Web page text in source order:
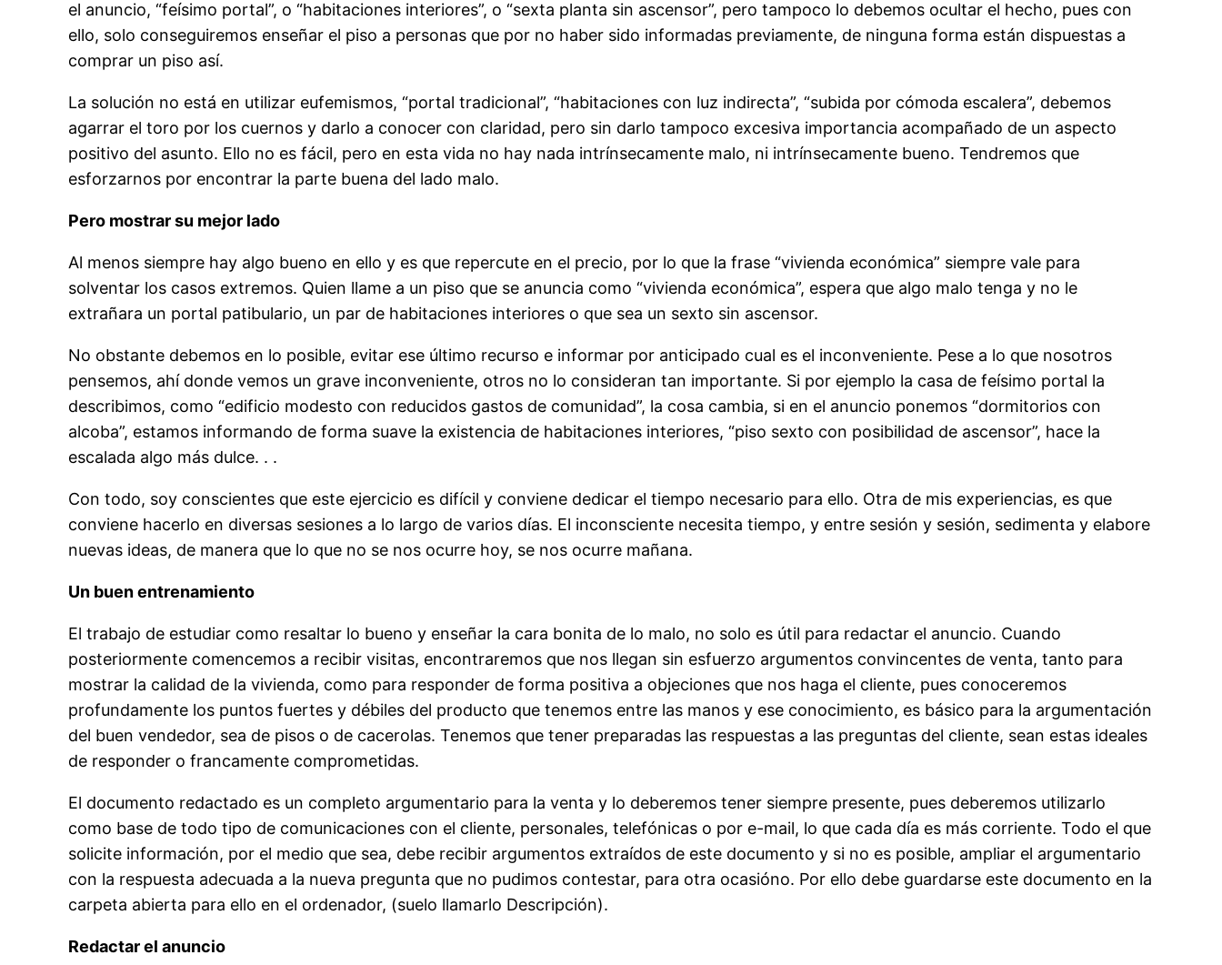
el anuncio, “feísimo portal”, o “habitaciones interiores”, o “sexta planta sin ascensor”, pero tampoco lo debemos ocultar el hecho, pues con
ello, solo conseguiremos enseñar el piso a personas que por no haber sido informadas previamente, de ninguna forma están dispuestas a
comprar un piso así.
La solución no está en utilizar eufemismos, “portal tradicional”, “habitaciones con luz indirecta”, “subida por cómoda escalera”, debemos
agarrar el toro por los cuernos y darlo a conocer con claridad, pero sin darlo tampoco excesiva importancia acompañado de un aspecto
positivo del asunto. Ello no es fácil, pero en esta vida no hay nada intrínsecamente malo, ni intrínsecamente bueno. Tendremos que
esforzarnos por encontrar la parte buena del lado malo.
Pero mostrar su mejor lado
Al menos siempre hay algo bueno en ello y es que repercute en el precio, por lo que la frase “vivienda económica” siempre vale para
solventar los casos extremos. Quien llame a un piso que se anuncia como “vivienda económica”, espera que algo malo tenga y no le
extrañara un portal patibulario, un par de habitaciones interiores o que sea un sexto sin ascensor.
No obstante debemos en lo posible, evitar ese último recurso e informar por anticipado cual es el inconveniente. Pese a lo que nosotros
pensemos, ahí donde vemos un grave inconveniente, otros no lo consideran tan importante. Si por ejemplo la casa de feísimo portal la
describimos, como “edificio modesto con reducidos gastos de comunidad”, la cosa cambia, si en el anuncio ponemos “dormitorios con
alcoba”, estamos informando de forma suave la existencia de habitaciones interiores, “piso sexto con posibilidad de ascensor”, hace la
escalada algo más dulce. . .
Con todo, soy conscientes que este ejercicio es difícil y conviene dedicar el tiempo necesario para ello. Otra de mis experiencias, es que
conviene hacerlo en diversas sesiones a lo largo de varios días. El inconsciente necesita tiempo, y entre sesión y sesión, sedimenta y elabore
nuevas ideas, de manera que lo que no se nos ocurre hoy, se nos ocurre mañana.
Un buen entrenamiento
El trabajo de estudiar como resaltar lo bueno y enseñar la cara bonita de lo malo, no solo es útil para redactar el anuncio. Cuando
posteriormente comencemos a recibir visitas, encontraremos que nos llegan sin esfuerzo argumentos convincentes de venta, tanto para
mostrar la calidad de la vivienda, como para responder de forma positiva a objeciones que nos haga el cliente, pues conoceremos
profundamente los puntos fuertes y débiles del producto que tenemos entre las manos y ese conocimiento, es básico para la argumentación
del buen vendedor, sea de pisos o de cacerolas. Tenemos que tener preparadas las respuestas a las preguntas del cliente, sean estas ideales
de responder o francamente comprometidas.
El documento redactado es un completo argumentario para la venta y lo deberemos tener siempre presente, pues deberemos utilizarlo
como base de todo tipo de comunicaciones con el cliente, personales, telefónicas o por e-mail, lo que cada día es más corriente. Todo el que
solicite información, por el medio que sea, debe recibir argumentos extraídos de este documento y si no es posible, ampliar el argumentario
con la respuesta adecuada a la nueva pregunta que no pudimos contestar, para otra ocasióno. Por ello debe guardarse este documento en la
carpeta abierta para ello en el ordenador, (suelo llamarlo Descripción).
Redactar el anuncio